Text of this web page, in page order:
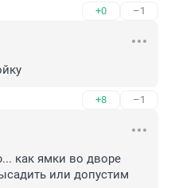
+0 –1
+8 –1
как ямки во дворе
или допустим